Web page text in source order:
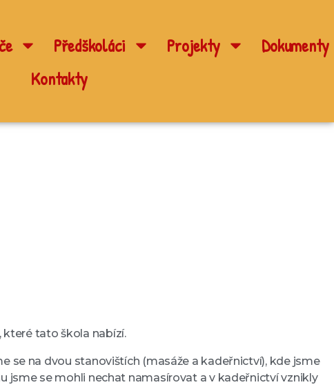
Předškoláci Projekty
Dokumenty
Kontakty
které tato škola nabízí.
se na dvou stanovištích (masáže a kadeřnictví), kde jsme
jsme se mohli nechat namasírovat a v kadeřnictví vznikly